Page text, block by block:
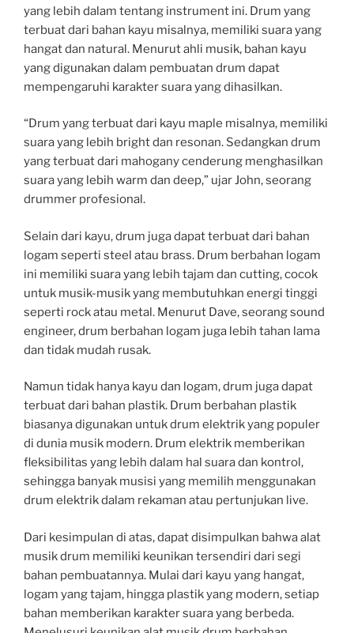
yang lebih dalam tentang instrument ini. Drum yang
terbuat dari bahan kayu misalnya, memiliki suara yang
hangat dan natural. Menurut ahli musik, bahan kayu
yang digunakan dalam pembuatan drum dapat
mempengaruhi karakter suara yang dihasilkan.
“Drum yang terbuat dari kayu maple misalnya, memiliki
suara yang lebih bright dan resonan. Sedangkan drum
yang terbuat dari mahogany cenderung menghasilkan
suara yang lebih warm dan deep,” ujar John, seorang
drummer profesional.
Selain dari kayu, drum juga dapat terbuat dari bahan
logam seperti steel atau brass. Drum berbahan logam
ini memiliki suara yang lebih tajam dan cutting, cocok
untuk musik-musik yang membutuhkan energi tinggi
seperti rock atau metal. Menurut Dave, seorang sound
engineer, drum berbahan logam juga lebih tahan lama
dan tidak mudah rusak.
Namun tidak hanya kayu dan logam, drum juga dapat
terbuat dari bahan plastik. Drum berbahan plastik
biasanya digunakan untuk drum elektrik yang populer
di dunia musik modern. Drum elektrik memberikan
fleksibilitas yang lebih dalam hal suara dan kontrol,
sehingga banyak musisi yang memilih menggunakan
drum elektrik dalam rekaman atau pertunjukan live.
Dari kesimpulan di atas, dapat disimpulkan bahwa alat
musik drum memiliki keunikan tersendiri dari segi
bahan pembuatannya. Mulai dari kayu yang hangat,
logam yang tajam, hingga plastik yang modern, setiap
bahan memberikan karakter suara yang berbeda.